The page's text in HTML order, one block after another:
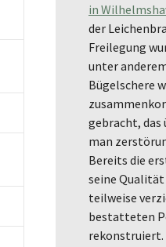
in
der
Freilegung
unter
Bügelschere
gebracht,
man
Bereits die
seine
teilweise
bestatteten
rekonstruiert.